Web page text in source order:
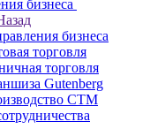
бизнеса
бизнеса
торговля
торговля
Gutenberg
СТМ